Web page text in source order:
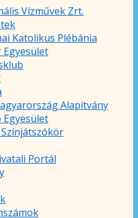
Vízművek Zrt.
Katolikus Plébánia
Alapítvány
Portál